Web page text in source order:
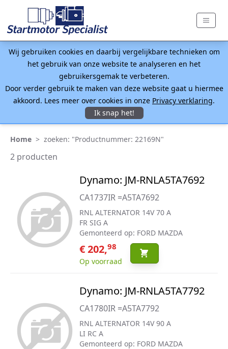
Wij gebruiken cookies en daarbij vergelijkbare technieken om
het gebruik van onze website te analyseren en het
gebruikersgemak te verbeteren.
Door verder gebruik te maken van deze website gaat u hiermee
akkoord. Lees meer over cookies in onze Privacy verklaring.
Ik snap het!
Home > zoeken: "Productnummer: 22169N"
2 producten
Dynamo: JM-RNLA5TA7692
CA1737IR =A5TA7692
RNL ALTERNATOR 14V 70 A
FR SIG A
Gemonteerd op: FORD MAZDA
€ 202,98
Op voorraad
Dynamo: JM-RNLA5TA7792
CA1780IR =A5TA7792
RNL ALTERNATOR 14V 90 A
LI RC A
Gemonteerd op: FORD MAZDA